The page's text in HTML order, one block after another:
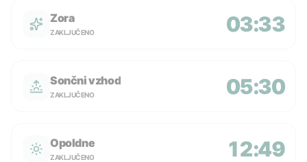
Zora
ZAKLJUČENO 03:33
Sončni vzhod
ZAKLJUČENO 05:30
Opoldne
ZAKLJUČENO 12:49